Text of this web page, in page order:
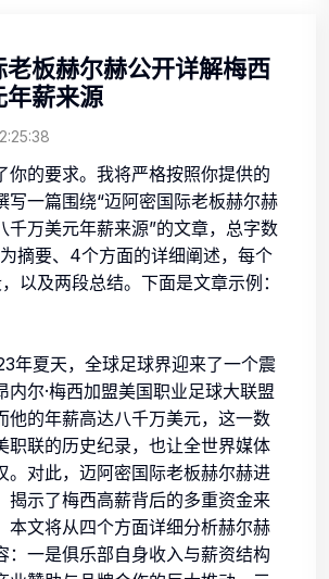
板赫尔赫公开详解梅西
薪来源
你的要求。我将严格按照你提供的
写一篇围绕“迈阿密国际老板赫尔赫
千万美元年薪来源”的文章，总字数
摘要、4个方面的详细阐述，每个
以及两段总结。下面是文章示例：
年夏天，全球足球界迎来了一个震
尔·梅西加盟美国职业足球大联盟
他的年薪高达八千万美元，这一数
职联的历史纪录，也让全世界媒体
。对此，迈阿密国际老板赫尔赫进
揭示了梅西高薪背后的多重资金来
本文将从四个方面详细分析赫尔赫
：一是俱乐部自身收入与薪资结构